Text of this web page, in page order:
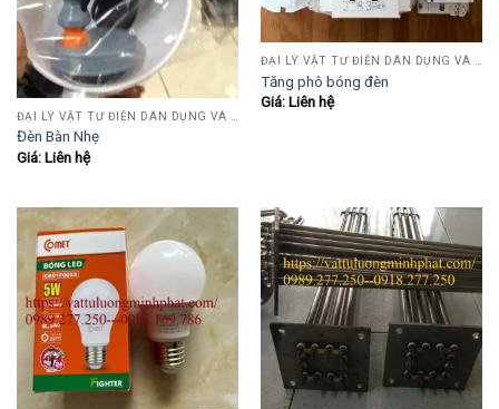
Đèn Bàn Nhẹ
Giá: Liên hệ
Tăng phô bóng đèn
Giá: Liên hệ